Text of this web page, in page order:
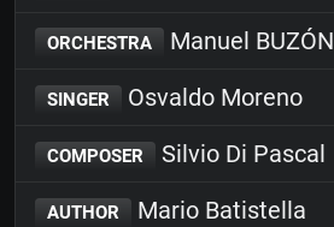
ORCHESTRA Manuel BUZÓN
SINGER Osvaldo Moreno
COMPOSER Silvio Di Pascal
AUTHOR Mario Batistella